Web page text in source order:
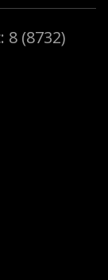
8 (8732)